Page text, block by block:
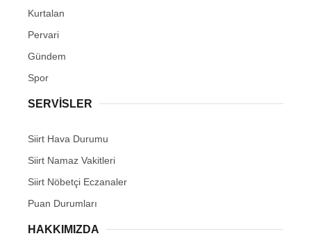
Kurtalan
Pervari
Gündem
Spor
SERVİSLER
Siirt Hava Durumu
Siirt Namaz Vakitleri
Siirt Nöbetçi Eczanaler
Puan Durumları
HAKKIMIZDA